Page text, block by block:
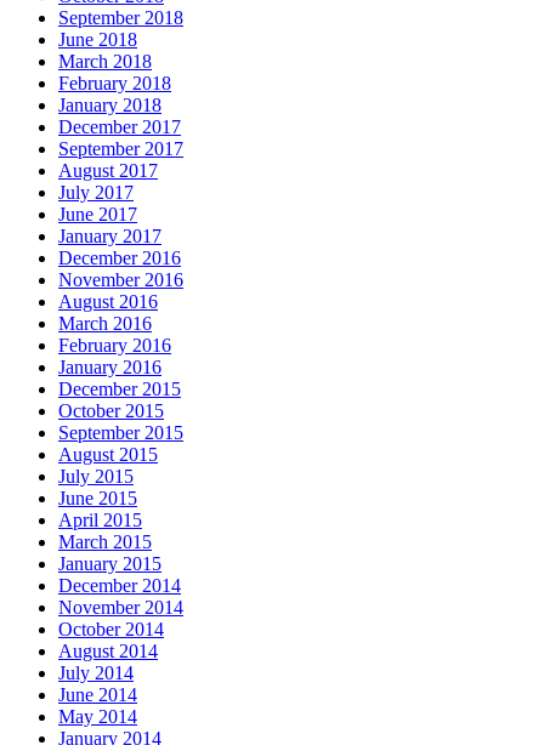
September 2018
June 2018
March 2018
February 2018
January 2018
December 2017
September 2017
August 2017
July 2017
June 2017
January 2017
December 2016
November 2016
August 2016
March 2016
February 2016
January 2016
December 2015
October 2015
September 2015
August 2015
July 2015
June 2015
April 2015
March 2015
January 2015
December 2014
November 2014
October 2014
August 2014
July 2014
June 2014
May 2014
January 2014